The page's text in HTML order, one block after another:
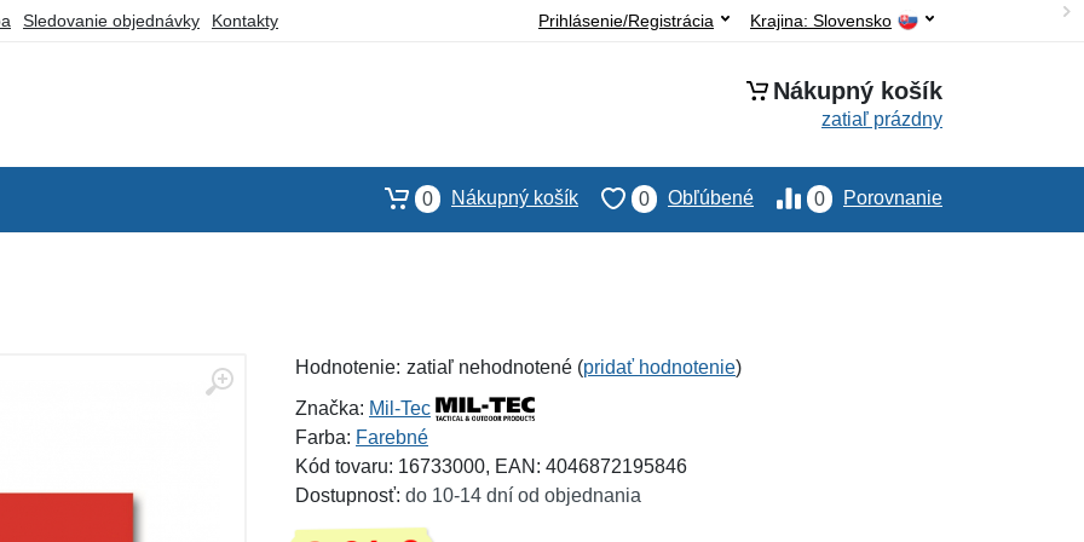
Sledovanie objednávky Kontakty Krajina: Slovensko
Prihlásenie/Registrácia
Nákupný košík
zatiaľ prázdny
0 Porovnanie
0 Obľúbené
0 Nákupný košík
Hodnotenie: zatiaľ nehodnotené (pridať hodnotenie)
Značka: Mil-Tec
Farba: Farebné
Kód tovaru: 16733000, EAN: 4046872195846
Dostupnosť: do 10-14 dní od objednania